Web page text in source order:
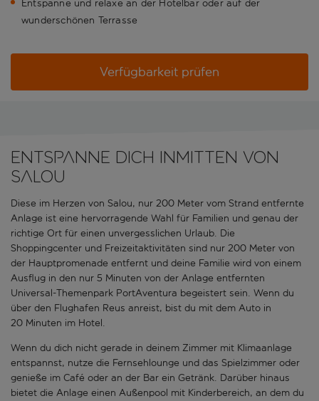
Entspanne und relaxe an der Hotelbar oder auf der
wunderschönen Terrasse
Verfügbarkeit prüfen
Entspanne dich inmitten von
Salou
Diese im Herzen von Salou, nur 200 Meter vom Strand entfernte
Anlage ist eine hervorragende Wahl für Familien und genau der
richtige Ort für einen unvergesslichen Urlaub. Die
Shoppingcenter und Freizeitaktivitäten sind nur 200 Meter von
der Hauptpromenade entfernt und deine Familie wird von einem
Ausflug in den nur 5 Minuten von der Anlage entfernten
Universal-Themenpark PortAventura begeistert sein. Wenn du
über den Flughafen Reus anreist, bist du mit dem Auto in
20 Minuten im Hotel.
Wenn du dich nicht gerade in deinem Zimmer mit Klimaanlage
entspannst, nutze die Fernsehlounge und das Spielzimmer oder
genieße im Café oder an der Bar ein Getränk. Darüber hinaus
bietet die Anlage einen Außenpool mit Kinderbereich, an dem du